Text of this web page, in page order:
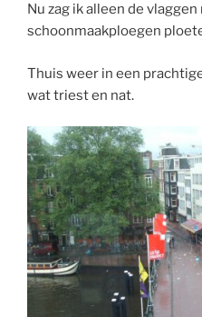
Nu zag ik alleen de
schoonmaakploegen
Thuis weer in een
wat triest en nat.